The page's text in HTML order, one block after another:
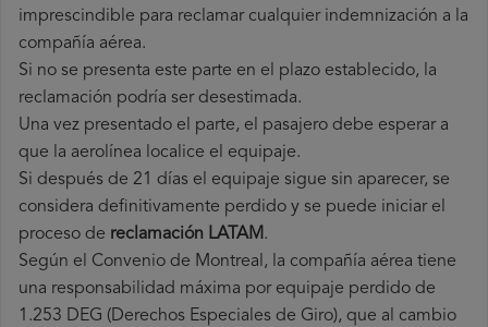
imprescindible para reclamar cualquier indemnización a la
compañía aérea.
Si no se presenta este parte en el plazo establecido, la
reclamación podría ser desestimada.
Una vez presentado el parte, el pasajero debe esperar a
que la aerolínea localice el equipaje.
Si después de 21 días el equipaje sigue sin aparecer, se
considera definitivamente perdido y se puede iniciar el
proceso de reclamación LATAM.
Según el Convenio de Montreal, la compañía aérea tiene
una responsabilidad máxima por equipaje perdido de
1.253 DEG (Derechos Especiales de Giro), que al cambio